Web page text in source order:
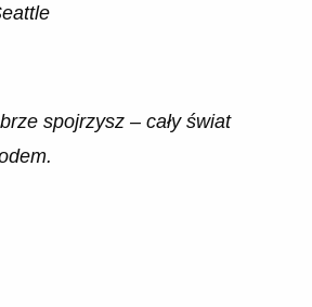
spojrzysz – cały świat